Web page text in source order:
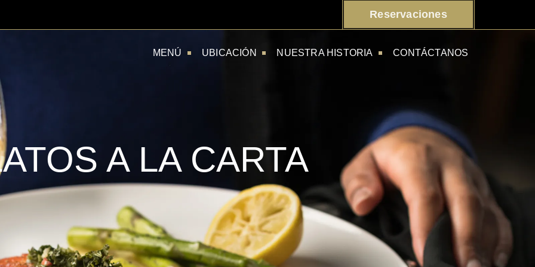
Reservaciones
MENÚ UBICACIÓN NUESTRA HISTORIA CONTÁCTANOS
A LA CARTA